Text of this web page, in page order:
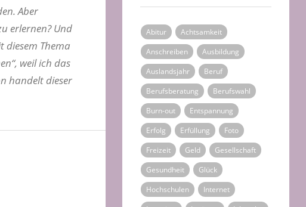
Aber
erlernen? Und
diesem Thema
weil ich das
handelt dieser
Abitur
Achtsamkeit
Anschreiben
Ausbildung
Auslandsjahr
Beruf
Berufsberatung
Berufswahl
Burn-out
Entspannung
Erfolg
Erfüllung
Foto
Freizeit
Geld
Gesellschaft
Gesundheit
Glück
Hochschulen
Internet